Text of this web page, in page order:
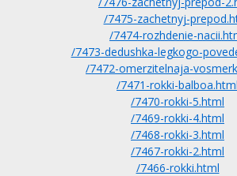
/7475-zachetnyj-
/7474-rozhdenie-
/7473-dedushka-legkogo-
/7472-omerzitelnaja-
/7471-rokki-balboa.html
/7470-rokki-5.html
/7469-rokki-4.html
/7468-rokki-3.html
/7467-rokki-2.html
/7466-rokki.html